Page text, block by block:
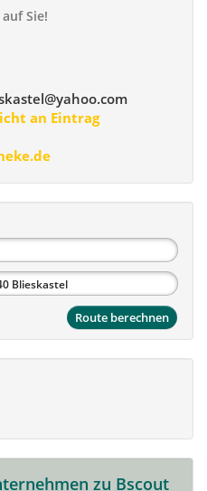
Sie!
an Eintrag
Route berechnen
zu Bscout